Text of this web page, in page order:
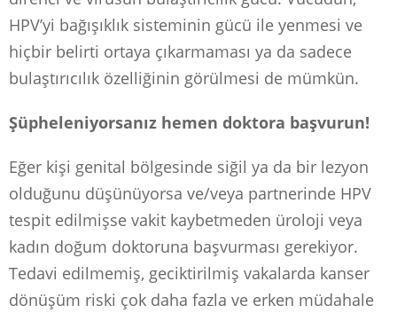
HPV’yi bağışıklık sisteminin gücü ile yenmesi ve
hiçbir belirti ortaya çıkarmaması ya da sadece
bulaştırıcılık özelliğinin görülmesi de mümkün.
Şüpheleniyorsanız hemen doktora başvurun!
Eğer kişi genital bölgesinde siğil ya da bir lezyon
olduğunu düşünüyorsa ve/veya partnerinde HPV
tespit edilmişse vakit kaybetmeden üroloji veya
kadın doğum doktoruna başvurması gerekiyor.
Tedavi edilmemiş, geciktirilmiş vakalarda kanser
dönüşüm riski çok daha fazla ve erken müdahale